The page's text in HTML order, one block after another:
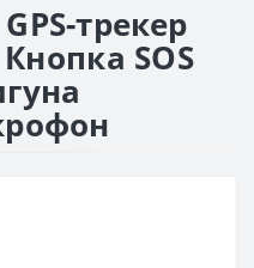
трекер
SOS